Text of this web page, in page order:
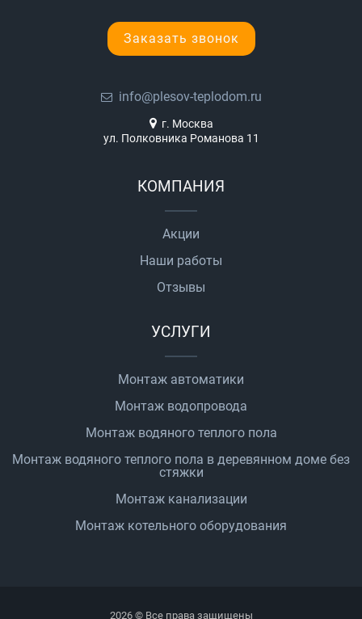
Заказать звонок
info@plesov-teplodom.ru
г. Москва
ул. Полковника Романова 11
КОМПАНИЯ
Акции
Наши работы
Отзывы
УСЛУГИ
Монтаж автоматики
Монтаж водопровода
Монтаж водяного теплого пола
Монтаж водяного теплого пола в деревянном доме без
стяжки
Монтаж канализации
Монтаж котельного оборудования
2026 © Все права защищены